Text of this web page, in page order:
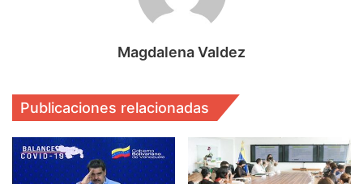
Magdalena Valdez
Publicaciones relacionadas